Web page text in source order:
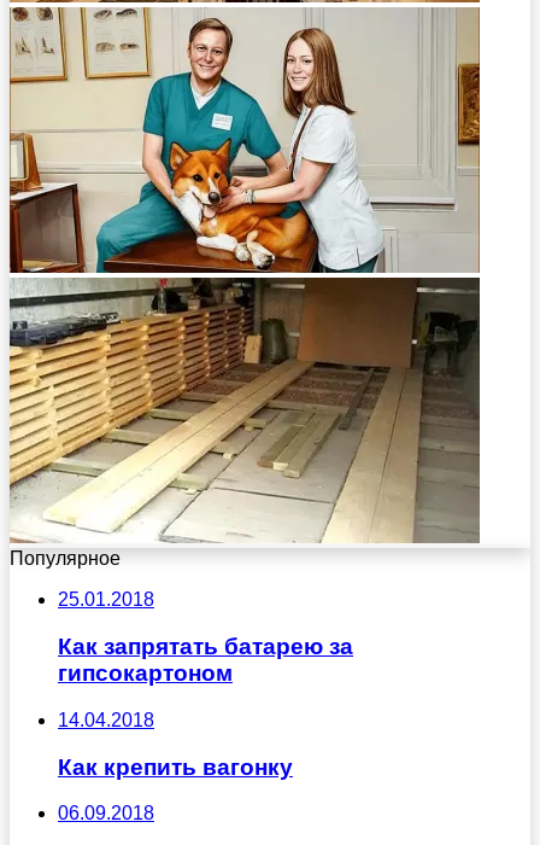
Популярное
25.01.2018
Как запрятать батарею за
гипсокартоном
14.04.2018
Как крепить вагонку
06.09.2018